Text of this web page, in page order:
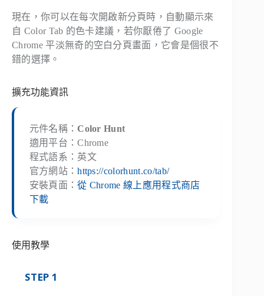
現在，你可以在每次開啟新分頁時，自動顯示來
自 Color Tab 的色卡建議，若你厭倦了 Google
Chrome 平淡無奇的空白分頁畫面，它會是個很不
錯的選擇。
擴充功能資訊
元件名稱：Color Hunt
適用平台：Chrome
程式語系：英文
官方網站：https://colorhunt.co/tab/
安裝頁面：從 Chrome 線上應用程式商店
下載
使用教學
STEP 1